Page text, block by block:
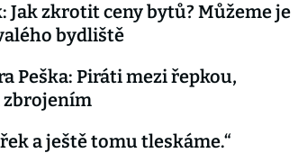
Jak zkrotit ceny bytů? Můžeme je
bydliště
Peška: Piráti mezi řepkou,
a ještě tomu tleskáme.“